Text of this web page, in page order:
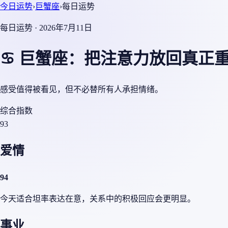
今日运势›巨蟹座›每日运势
每日运势 · 2026年7月11日
♋ 巨蟹座：把注意力放回真正
感受值得被看见，但不必替所有人承担情绪。
综合指数
93
爱情
94
今天适合坦率表达在意，关系中的积极回应会更明显。
事业